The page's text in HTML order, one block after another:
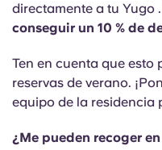
directamente a tu Yugo .
conseguir un 10 % de
Ten en cuenta que esto
reservas de verano.
equipo de la residencia
¿Me pueden recoger